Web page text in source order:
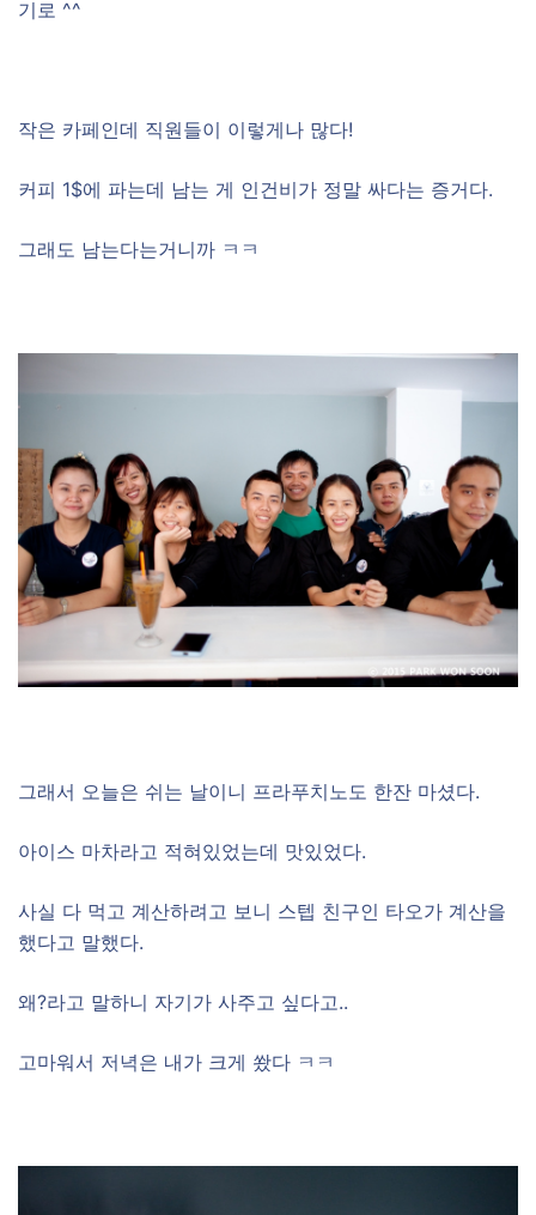
기로 ^^
작은 카페인데 직원들이 이렇게나 많다!
커피 1$에 파는데 남는 게 인건비가 정말 싸다는 증거다.
그래도 남는다는거니까 ㅋㅋ
그래서 오늘은 쉬는 날이니 프라푸치노도 한잔 마셨다.
아이스 마차라고 적혀있었는데 맛있었다.
사실 다 먹고 계산하려고 보니 스텝 친구인 타오가 계산을
했다고 말했다.
왜?라고 말하니 자기가 사주고 싶다고..
고마워서 저녁은 내가 크게 쐈다 ㅋㅋ